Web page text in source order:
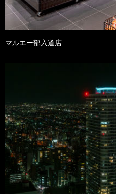
マルエー部入道店